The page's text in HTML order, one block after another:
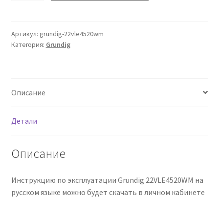
Grundig
22VLE4520WM
Артикул: grundig-22vle4520wm
Категория: Grundig
Описание
Детали
Описание
Инструкцию по эксплуатации Grundig 22VLE4520WM на
русском языке можно будет скачать в личном кабинете